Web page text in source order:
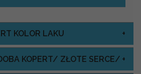
KOLOR LAKU
KOPERT/ ZŁOTE SERCE/